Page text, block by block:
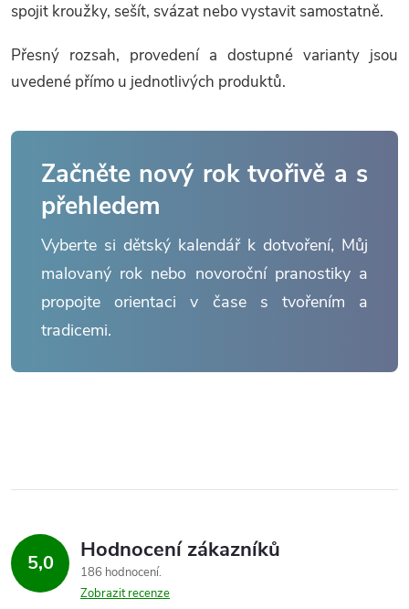
spojit kroužky, sešít, svázat nebo vystavit samostatně.
Přesný rozsah, provedení a dostupné varianty jsou
uvedené přímo u jednotlivých produktů.
Začněte nový rok tvořivě a s
přehledem
Vyberte si dětský kalendář k dotvoření, Můj
malovaný rok nebo novoroční pranostiky a
propojte orientaci v čase s tvořením a
tradicemi.
5,0 Hodnocení zákazníků
186 hodnocení
Zobrazit recenze